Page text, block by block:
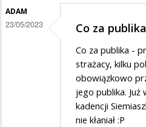
ADAM
23/05/2023 Co za
Co za publika -
strażacy, kilku
obowiązkowo
jego publika. Już
kadencji
nie kłaniał :P